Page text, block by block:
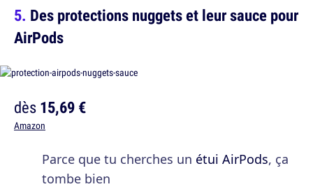
Des protections nuggets et leur sauce pour
AirPods
dès15,69 €
Amazon
Parce que tu cherches un étui AirPods, ça
tombe bien